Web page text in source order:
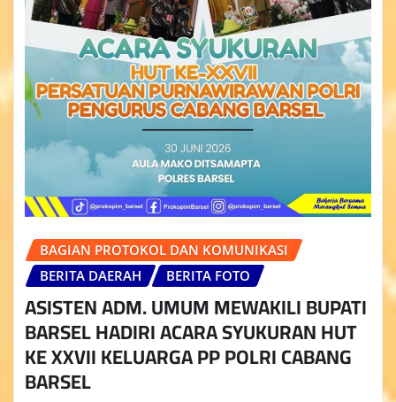
BAGIAN PROTOKOL DAN KOMUNIKASI
BERITA DAERAH
BERITA FOTO
ASISTEN ADM. UMUM MEWAKILI BUPATI
BARSEL HADIRI ACARA SYUKURAN HUT
KE XXVII KELUARGA PP POLRI CABANG
BARSEL